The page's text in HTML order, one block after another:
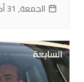
الجمعة, 31 أكتوبر 2025, 19:16